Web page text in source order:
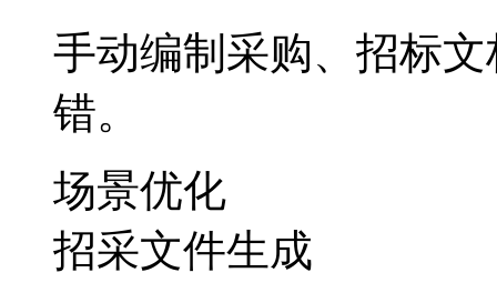
手动编制采购、招标
错。
场景优化
招采文件生成